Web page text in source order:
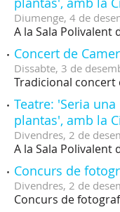
Diumenge, 4 de
A la Sala Polivalent
Concert de
Dissabte, 3 de
Tradicional concert
Teatre: 'Seria
plantas', amb la
Divendres, 2 de
A la Sala Polivalent
Concurs de
Divendres, 2 de
Concurs de